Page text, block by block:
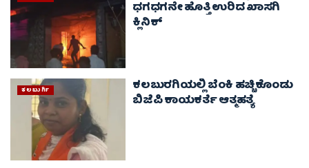
ಧಗಧಗನೇ ಹೊತ್ತಿ ಉರಿದ ಖಾಸಗಿ
ಕ್ಲಿನಿಕ್
ಕಲಬುರ್ಗಿ ಕಲಬುರಗಿಯಲ್ಲಿ ಬೆಂಕಿ ಹಚ್ಚಿಕೊಂಡು
ಬಿಜೆಪಿ ಕಾಯಕರ್ತೆ ಆತ್ಮಹತ್ಯೆ